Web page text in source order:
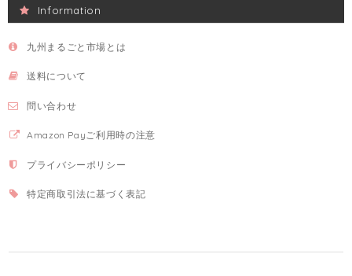
Information
九州まるごと市場とは
送料について
問い合わせ
Amazon Payご利用時の注意
プライバシーポリシー
特定商取引法に基づく表記